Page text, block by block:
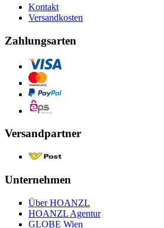
Kontakt
Versandkosten
Zahlungsarten
Versandpartner
Unternehmen
Über HOANZL
HOANZL Agentur
GLOBE Wien